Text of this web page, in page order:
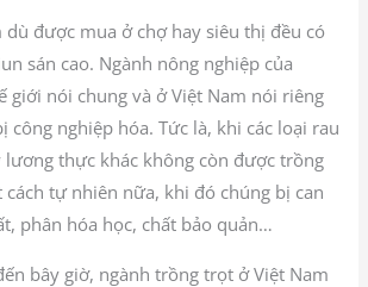
dù được mua ở chợ hay siêu thị đều có
sán cao. Ngành nông nghiệp của
giới nói chung và ở Việt Nam nói riêng
công nghiệp hóa. Tức là, khi các loại rau
lương thực khác không còn được trồng
tự nhiên nữa, khi đó chúng bị can
phân hóa học, chất bảo quản…
bây giờ, ngành trồng trọt ở Việt Nam